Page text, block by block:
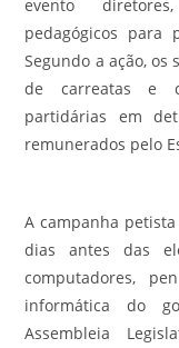
evento
pedagógicos para
Segundo a ação,
de carreatas e
partidárias em
remunerados pelo
A campanha
dias antes das
computadores,
informática do
Assembleia